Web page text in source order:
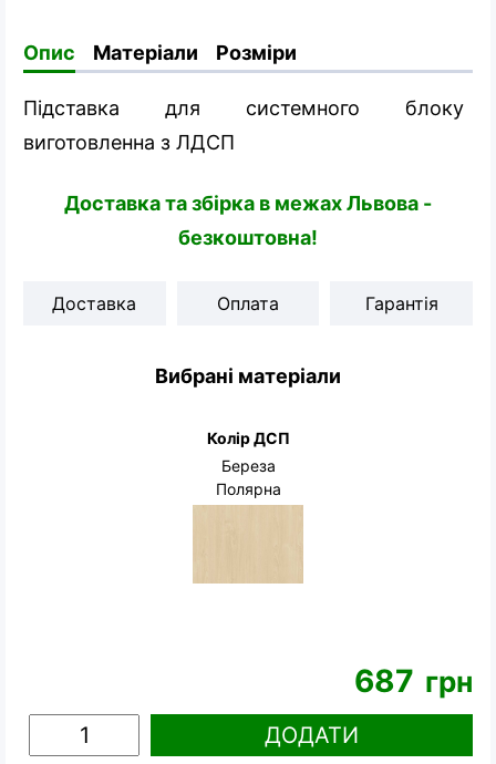
Опис Матеріали Розміри
Підставка для системного блоку
виготовленна з ЛДСП
Доставка та збірка в межах Львова -
безкоштовна!
Доставка Оплата Гарантія
Вибрані матеріали
Колір ДСП
Береза
Полярна
687 грн
ДОДАТИ